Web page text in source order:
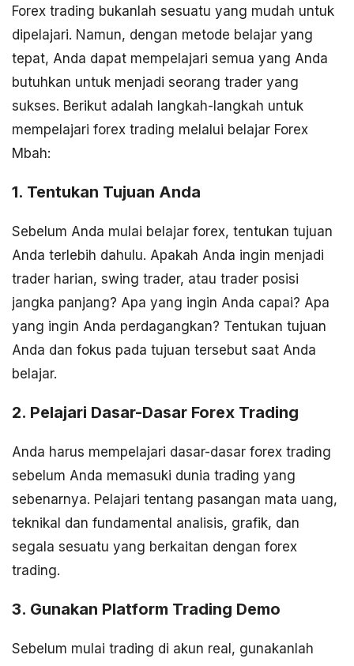
Forex trading bukanlah sesuatu yang mudah untuk
dipelajari. Namun, dengan metode belajar yang
tepat, Anda dapat mempelajari semua yang Anda
butuhkan untuk menjadi seorang trader yang
sukses. Berikut adalah langkah-langkah untuk
mempelajari forex trading melalui belajar Forex
Mbah:
1. Tentukan Tujuan Anda
Sebelum Anda mulai belajar forex, tentukan tujuan
Anda terlebih dahulu. Apakah Anda ingin menjadi
trader harian, swing trader, atau trader posisi
jangka panjang? Apa yang ingin Anda capai? Apa
yang ingin Anda perdagangkan? Tentukan tujuan
Anda dan fokus pada tujuan tersebut saat Anda
belajar.
2. Pelajari Dasar-Dasar Forex Trading
Anda harus mempelajari dasar-dasar forex trading
sebelum Anda memasuki dunia trading yang
sebenarnya. Pelajari tentang pasangan mata uang,
teknikal dan fundamental analisis, grafik, dan
segala sesuatu yang berkaitan dengan forex
trading.
3. Gunakan Platform Trading Demo
Sebelum mulai trading di akun real, gunakanlah